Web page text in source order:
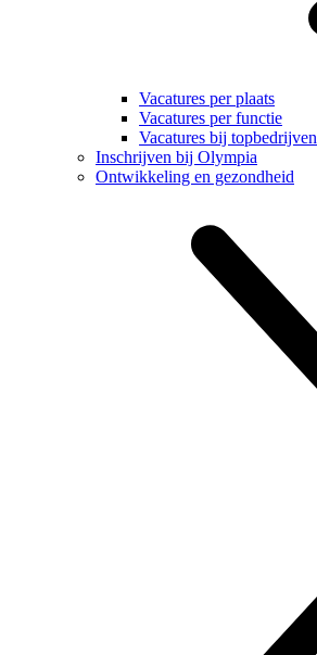
Vacatures per plaats
Vacatures per functie
Vacatures bij topbedrijven
Inschrijven bij Olympia
Ontwikkeling en gezondheid